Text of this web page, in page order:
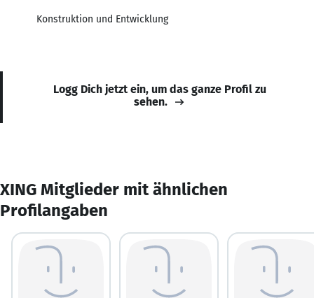
Konstruktion und Entwicklung
Logg Dich jetzt ein, um das ganze Profil zu
sehen.
XING Mitglieder mit ähnlichen
Profilangaben